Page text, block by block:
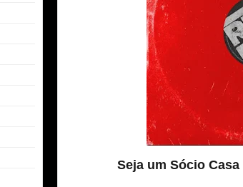
Seja um Sócio